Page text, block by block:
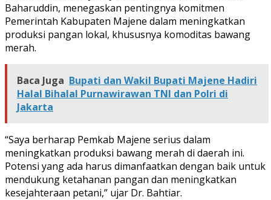
Baharuddin, menegaskan pentingnya komitmen
Pemerintah Kabupaten Majene dalam meningkatkan
produksi pangan lokal, khususnya komoditas bawang
merah.
Baca Juga Bupati dan Wakil Bupati Majene Hadiri
Halal Bihalal Purnawirawan TNI dan Polri di
Jakarta
“Saya berharap Pemkab Majene serius dalam
meningkatkan produksi bawang merah di daerah ini.
Potensi yang ada harus dimanfaatkan dengan baik untuk
mendukung ketahanan pangan dan meningkatkan
kesejahteraan petani,” ujar Dr. Bahtiar.